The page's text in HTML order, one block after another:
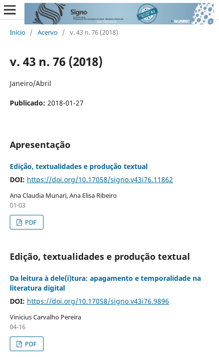
Início / Acervo / v. 43 n. 76 (2018)
v. 43 n. 76 (2018)
Janeiro/Abril
Publicado: 2018-01-27
Apresentação
Edição, textualidades e produção textual
DOI: https://doi.org/10.17058/signo.v43i76.11862
Ana Claudia Munari, Ana Elisa Ribeiro
01-03
PDF
Edição, textualidades e produção textual
Da leitura à dele(i)tura: apagamento e temporalidade na
literatura digital
DOI: https://doi.org/10.17058/signo.v43i76.9896
Vinicius Carvalho Pereira
04-16
PDF